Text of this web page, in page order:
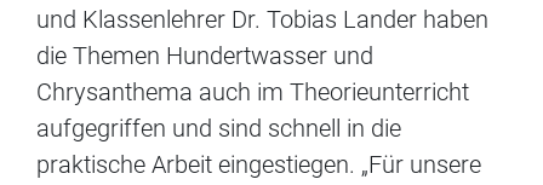
und Klassenlehrer Dr. Tobias Lander haben
die Themen Hundertwasser und
Chrysanthema auch im Theorieunterricht
aufgegriffen und sind schnell in die
praktische Arbeit eingestiegen. „Für unsere